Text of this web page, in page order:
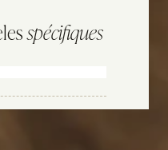
spécifiques